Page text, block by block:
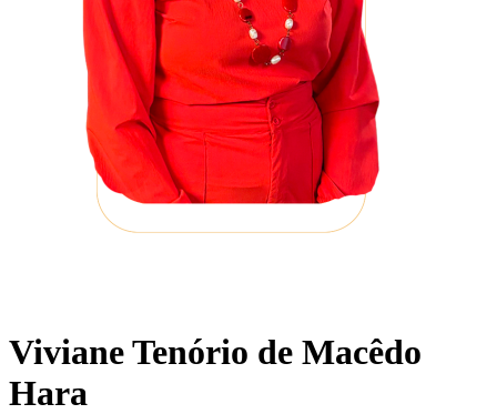
Viviane Tenório de Macêdo
Hara